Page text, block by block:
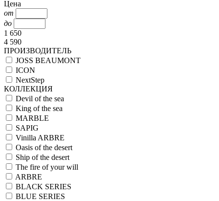
Цена
от
до
1 650
4 590
ПРОИЗВОДИТЕЛЬ
JOSS BEAUMONT
ICON
NextStep
КОЛЛЕКЦИЯ
Devil of the sea
King of the sea
MARBLE
SAPIG
Vinilla ARBRE
Oasis of the desert
Ship of the desert
The fire of your will
ARBRE
BLACK SERIES
BLUE SERIES